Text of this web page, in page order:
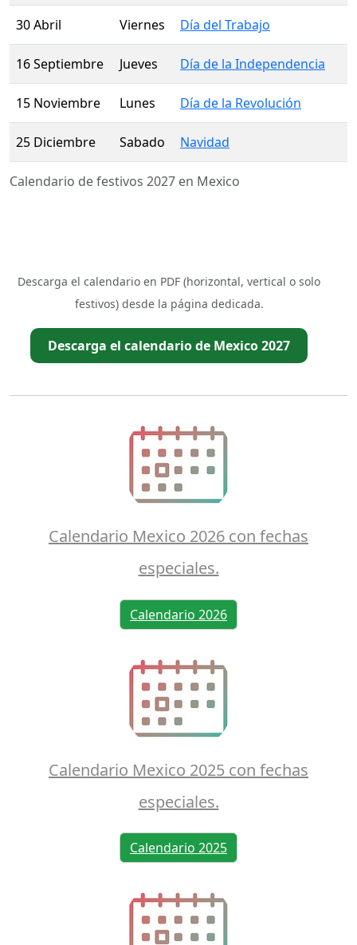
Calendario de festivos 2027 en Mexico
30 Abril Viernes Día del Trabajo
16 Septiembre Jueves Día de la Independencia
15 Noviembre Lunes Día de la Revolución
25 Diciembre Sabado Navidad
Descarga el calendario en PDF (horizontal, vertical o solo
festivos) desde la página dedicada.
Descarga el calendario de Mexico 2027
Calendario Mexico 2026 con fechas
especiales.
Calendario 2026
Calendario Mexico 2025 con fechas
especiales.
Calendario 2025